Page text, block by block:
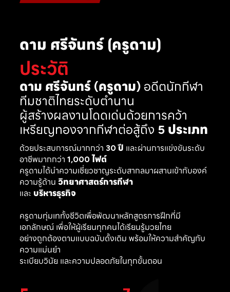
ดาม ศรีจันทร์ (ครูดาม)
ประวัติ
ดาม ศรีจันทร์ (ครูดาม)อดีตนักกีฬา
ทีมชาติไทยระดับตำนาน
ผู้สร้างผลงานโดดเด่นด้วยการคว้า
เหรียญทองจากกีฬาต่อสู้ถึง 5 ประเภท
ด้วยประสบการณ์มากกว่า 30 ปี และผ่านการแข่งขันระดับ
อาชีพมากกว่า 1,000 ไฟต์
ครูดามได้นำความเชี่ยวชาญระดับสากลมาผสานเข้ากับองค์
ความรู้ด้าน วิทยาศาสตร์การกีฬา
และ บริหารธุรกิจ
ครูดามทุ่มเททั้งชีวิตเพื่อพัฒนาหลักสูตรการฝึกที่มี
เอกลักษณ์ เพื่อให้ผู้เรียนทุกคนได้เรียนรู้มวยไทย
อย่างถูกต้องตามแบบฉบับดั้งเดิม พร้อมให้ความสำคัญกับ
ความแม่นยำ
ระเบียบวินัย และความปลอดภัยในทุกขั้นตอน